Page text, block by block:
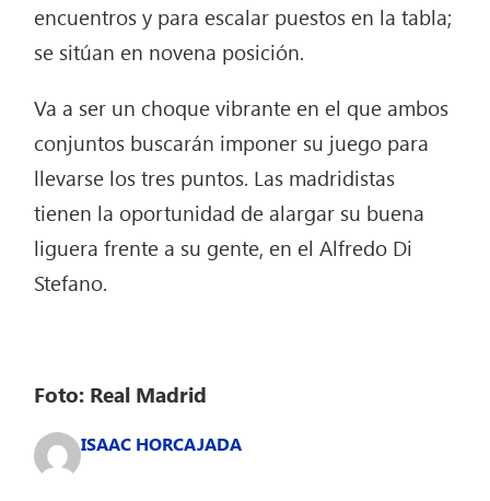
encuentros y para escalar puestos en la tabla;
se sitúan en novena posición.
Va a ser un choque vibrante en el que ambos
conjuntos buscarán imponer su juego para
llevarse los tres puntos. Las madridistas
tienen la oportunidad de alargar su buena
liguera frente a su gente, en el Alfredo Di
Stefano.
Foto: Real Madrid
ISAAC HORCAJADA